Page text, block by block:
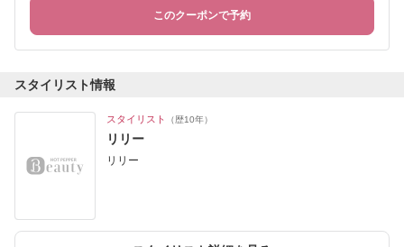
このクーポンで予約
スタイリスト情報
スタイリスト （歴10年）
リリー
リリー